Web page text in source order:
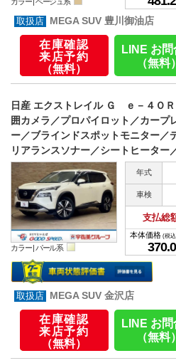
MEGA SUV 豊川御油店
在庫確認
来店予約
（無料）
LINE お問
（無料）
日産 エクストレイル Ｇ ｅ－４Ｏ
囲カメラ／プロパイロット／カープ
ー／ブラインドスポットモニター／
リアランスソナー／シートヒーター
カラー | パール系
年式
車検
支払総
本体価格 (税
370.0
MEGA SUV 金沢店
在庫確認
来店予約
（無料）
LINE お問
（無料）